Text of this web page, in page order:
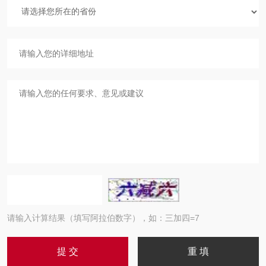
请输入计算结果（填写阿拉伯数字），如：三加四=7